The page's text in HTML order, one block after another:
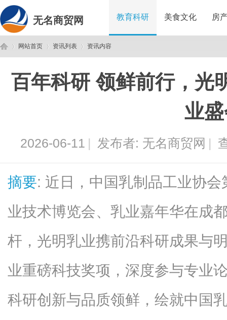
无名商贸网 教育科研 美食文化 房
网站首页
›
资讯列表
›
资讯内容
百年科研 领鲜前行，光
业
2026-06-11 | 发布者: 无名商贸网 |
摘要: 近日，中国乳制品工业协
业技术博览会、乳业嘉年华在成
杆，光明乳业携前沿科研成果与
业重磅科技奖项，深度参与专业
科研创新与品质领鲜，绘就中国